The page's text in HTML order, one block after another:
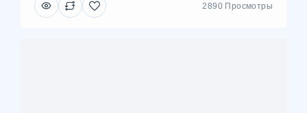
2890 Просмотры